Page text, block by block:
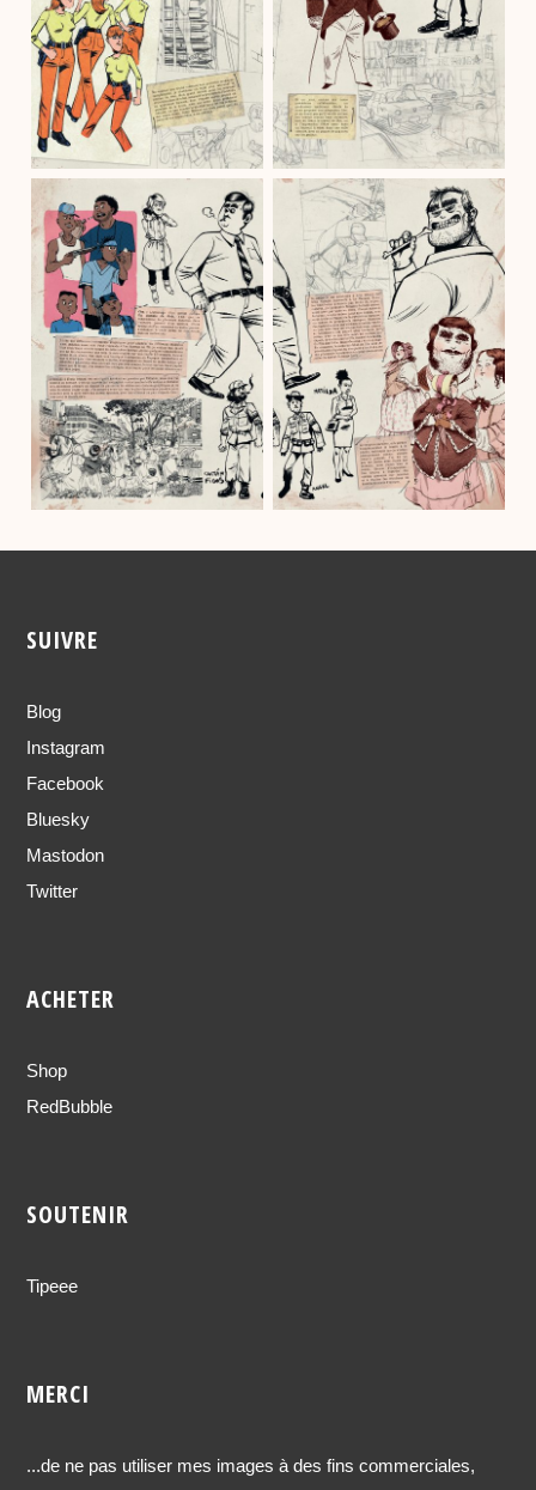
SUIVRE
Blog
Instagram
Facebook
Bluesky
Mastodon
Twitter
ACHETER
Shop
RedBubble
SOUTENIR
Tipeee
MERCI
...de ne pas utiliser mes images à des fins commerciales,